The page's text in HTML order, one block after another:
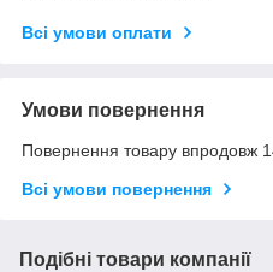
Всі умови оплати
Умови повернення
Повернення товару впродовж
Всі умови повернення
Подібні товари компанії